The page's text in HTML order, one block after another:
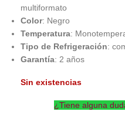
multiformato
Color: Negro
Temperatura:
Tipo de Refrigeración:
Garantía: 2 años
Sin existencias
¿Tiene alguna